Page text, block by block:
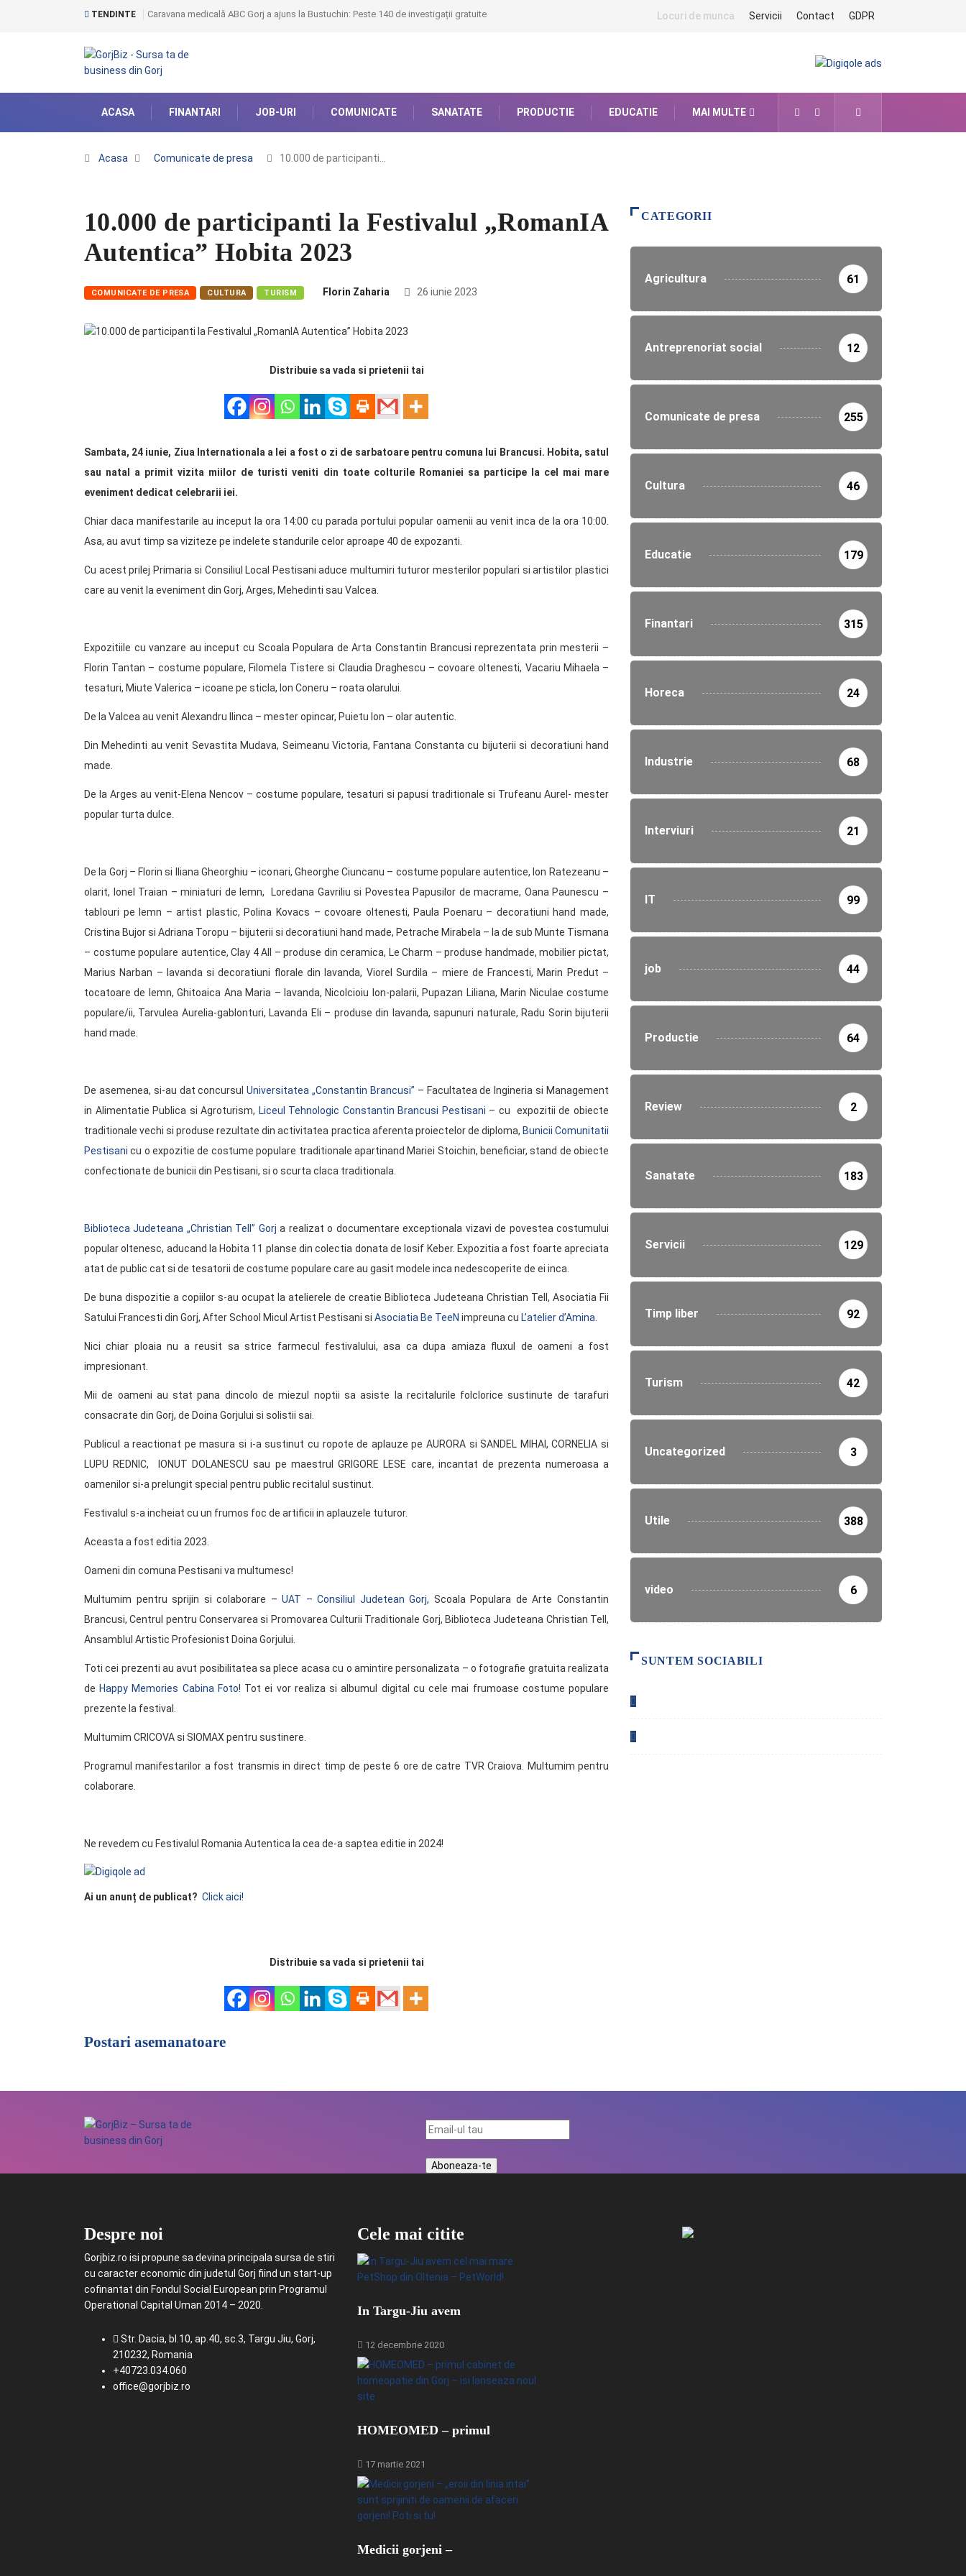
TENDINTE Caravana medicală ABC Gorj a ajuns la Bustuchin: Peste 140 de investigații gratuite Locuri de munca Servicii Contact GDPR
ACASA FINANTARI JOB-URI COMUNICATE SANATATE PRODUCTIE EDUCATIE MAI MULTE
Acasa Comunicate de presa 10.000 de participanti…
10.000 de participanti la Festivalul „RomanIA
Autentica” Hobita 2023
COMUNICATE DE PRESA CULTURA TURISM Florin Zaharia 26 iunie 2023
Distribuie sa vada si prietenii tai
Sambata, 24 iunie, Ziua Internationala a Iei a fost o zi de sarbatoare pentru comuna lui Brancusi. Hobita, satul
sau natal a primit vizita miilor de turisti veniti din toate colturile Romaniei sa participe la cel mai mare
eveniment dedicat celebrarii iei.
Chiar daca manifestarile au inceput la ora 14:00 cu parada portului popular oamenii au venit inca de la ora 10:00.
Asa, au avut timp sa viziteze pe indelete standurile celor aproape 40 de expozanti.
Cu acest prilej Primaria si Consiliul Local Pestisani aduce multumiri tuturor mesterilor populari si artistilor plastici
care au venit la eveniment din Gorj, Arges, Mehedinti sau Valcea.
Expozitiile cu vanzare au inceput cu Scoala Populara de Arta Constantin Brancusi reprezentata prin mesterii –
Florin Tantan – costume populare, Filomela Tistere si Claudia Draghescu – covoare oltenesti, Vacariu Mihaela –
tesaturi, Miute Valerica – icoane pe sticla, Ion Coneru – roata olarului.
De la Valcea au venit Alexandru Ilinca – mester opincar, Puietu Ion – olar autentic.
Din Mehedinti au venit Sevastita Mudava, Seimeanu Victoria, Fantana Constanta cu bijuterii si decoratiuni hand
made.
De la Arges au venit-Elena Nencov – costume populare, tesaturi si papusi traditionale si Trufeanu Aurel- mester
popular turta dulce.
De la Gorj – Florin si Iliana Gheorghiu – iconari, Gheorghe Ciuncanu – costume populare autentice, Ion Ratezeanu –
olarit, Ionel Traian – miniaturi de lemn, Loredana Gavriliu si Povestea Papusilor de macrame, Oana Paunescu –
tablouri pe lemn – artist plastic, Polina Kovacs – covoare oltenesti, Paula Poenaru – decoratiuni hand made,
Cristina Bujor si Adriana Toropu – bijuterii si decoratiuni hand made, Petrache Mirabela – Ia de sub Munte Tismana
– costume populare autentice, Clay 4 All – produse din ceramica, Le Charm – produse handmade, mobilier pictat,
Marius Narban – lavanda si decoratiuni florale din lavanda, Viorel Surdila – miere de Francesti, Marin Predut –
tocatoare de lemn, Ghitoaica Ana Maria – lavanda, Nicolcioiu Ion-palarii, Pupazan Liliana, Marin Niculae costume
populare/ii, Tarvulea Aurelia-gablonturi, Lavanda Eli – produse din lavanda, sapunuri naturale, Radu Sorin bijuterii
hand made.
De asemenea, si-au dat concursulUniversitatea „Constantin Brancusi” – Facultatea de Ingineria si Management
in Alimentatie Publica si Agroturism, Liceul Tehnologic Constantin Brancusi Pestisani – cu expozitii de obiecte
traditionale vechi si produse rezultate din activitatea practica aferenta proiectelor de diploma, Bunicii Comunitatii
Pestisani cu o expozitie de costume populare traditionale apartinand Mariei Stoichin, beneficiar, stand de obiecte
confectionate de bunicii din Pestisani, si o scurta claca traditionala.
Biblioteca Judeteana „Christian Tell” Gorj a realizat o documentare exceptionala vizavi de povestea costumului
popular oltenesc, aducand la Hobita 11 planse din colectia donata de Iosif Keber. Expozitia a fost foarte apreciata
atat de public cat si de tesatorii de costume populare care au gasit modele inca nedescoperite de ei inca.
De buna dispozitie a copiilor s-au ocupat la atelierele de creatie Biblioteca Judeteana Christian Tell, Asociatia Fii
Satului Francesti din Gorj, After School Micul Artist Pestisani si Asociatia Be TeeN impreuna cu L’atelier d’Amina.
Nici chiar ploaia nu a reusit sa strice farmecul festivalului, asa ca dupa amiaza fluxul de oameni a fost
impresionant.
Mii de oameni au stat pana dincolo de miezul noptii sa asiste la recitalurile folclorice sustinute de tarafuri
consacrate din Gorj, de Doina Gorjului si solistii sai.
Publicul a reactionat pe masura si i-a sustinut cu ropote de aplauze pe AURORA si SANDEL MIHAI, CORNELIA si
LUPU REDNIC, IONUT DOLANESCU sau pe maestrul GRIGORE LESE care, incantat de prezenta numeroasa a
oamenilor si-a prelungit special pentru public recitalul sustinut.
Festivalul s-a incheiat cu un frumos foc de artificii in aplauzele tuturor.
Aceasta a fost editia 2023.
Oameni din comuna Pestisani va multumesc!
Multumim pentru sprijin si colaborare –UAT – Consiliul Judetean Gorj, Scoala Populara de Arte Constantin
Brancusi, Centrul pentru Conservarea si Promovarea Culturii Traditionale Gorj, Biblioteca Judeteana Christian Tell,
Ansamblul Artistic Profesionist Doina Gorjului.
Toti cei prezenti au avut posibilitatea sa plece acasa cu o amintire personalizata – o fotografie gratuita realizata
de Happy Memories Cabina Foto! Tot ei vor realiza si albumul digital cu cele mai frumoase costume populare
prezente la festival.
Multumim CRICOVA si SIOMAX pentru sustinere.
Programul manifestarilor a fost transmis in direct timp de peste 6 ore de catre TVR Craiova. Multumim pentru
colaborare.
Ne revedem cu Festivalul Romania Autentica la cea de-a saptea editie in 2024!
Ai un anunț de publicat? Click aici!
Distribuie sa vada si prietenii tai
Postari asemanatoare
CATEGORII
Agricultura 61
Antreprenoriat social 12
Comunicate de presa 255
Cultura 46
Educatie 179
Finantari 315
Horeca 24
Industrie 68
Interviuri 21
IT 99
job 44
Productie 64
Review 2
Sanatate 183
Servicii 129
Timp liber 92
Turism 42
Uncategorized 3
Utile 388
video 6
SUNTEM SOCIABILI
Despre noi
Gorjbiz.ro isi propune sa devina principala sursa de stiri
cu caracter economic din judetul Gorj fiind un start-up
cofinantat din Fondul Social European prin Programul
Operational Capital Uman 2014 – 2020.
Str. Dacia, bl.10, ap.40, sc.3, Targu Jiu, Gorj,
210232, Romania
+40723.034.060
office@gorjbiz.ro
Cele mai citite
In Targu-Jiu avem
12 decembrie 2020
HOMEOMED – primul
17 martie 2021
Medicii gorjeni –